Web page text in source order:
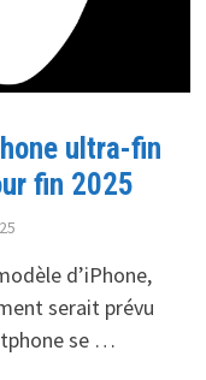
ultra-fin
fin 2025
d’iPhone,
serait prévu
se …